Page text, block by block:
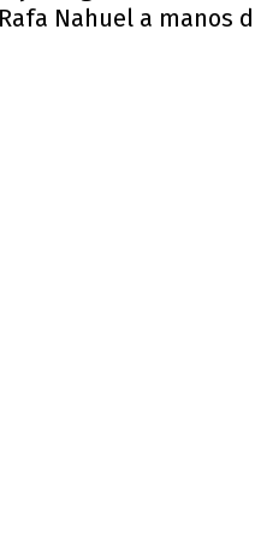
Nahuel a manos